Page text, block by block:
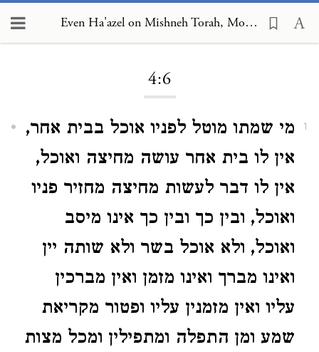
Even Ha'azel on Mishneh Torah, Mourning 4:6
4:6
1
מי שמתו מוטל לפניו אוכל בבית אחר,
אין לו בית אחר עושה מחיצה ואוכל,
אין לו דבר לעשות מחיצה מחזיר פניו
ואוכל, ובין כך ובין כך אינו מיסב
ואוכל, ולא אוכל בשר ולא שותה יין
ואינו מברך ואינו מזמן ואין מברכין
עליו ואין מזמנין עליו ופטור מקריאת
שמע ומן התפלה ומתפילין ומכל מצות